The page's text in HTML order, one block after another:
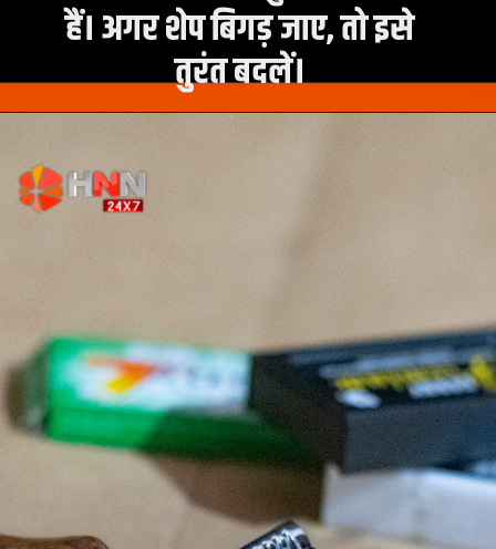
हैं। अगर शेप बिगड़ जाए, तो इसे
तुरंत बदलें।